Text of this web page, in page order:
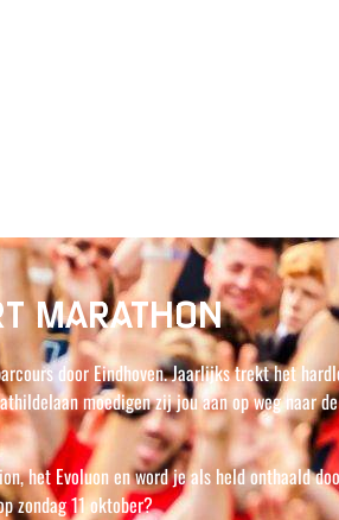
MARATHON
door Eindhoven. Jaarlijks trekt het
moedigen zij jou aan op weg naar
het Evoluon en word je als held onthaald
zondag 11 oktober?